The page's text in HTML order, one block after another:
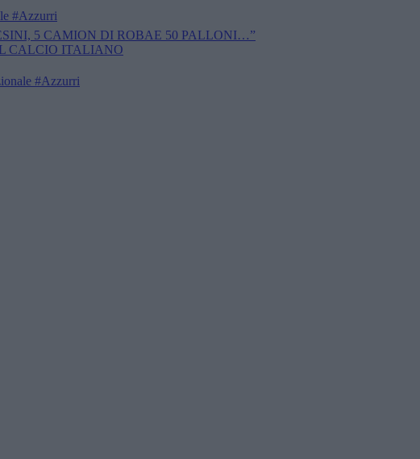
#Azzurri
5 CAMION DI ROBAE 50 PALLONI…”
CALCIO ITALIANO
#Azzurri